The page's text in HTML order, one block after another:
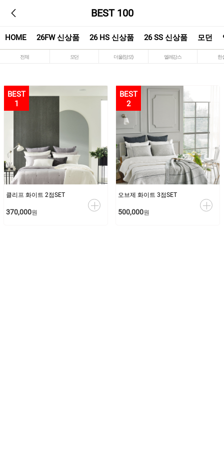
BEST 100
HOME 26FW 신상품 26 HS 신상품 26 SS 신상품 모던
전체 모던 더울(양모) 엘레강스 한
1
클리프 화이트 2점SET
370,000원
2
오브제 화이트 3점SET
500,000원